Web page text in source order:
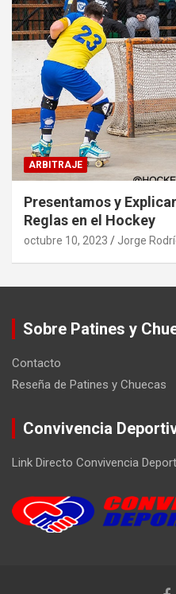
ARBITRAJE
Presentamos y
Reglas en el Hockey
octubre 10, 2023 Jorge
Sobre Patines y
Contacto
Reseña de Patines y Chuecas
Convivencia
Link Directo Convivencia